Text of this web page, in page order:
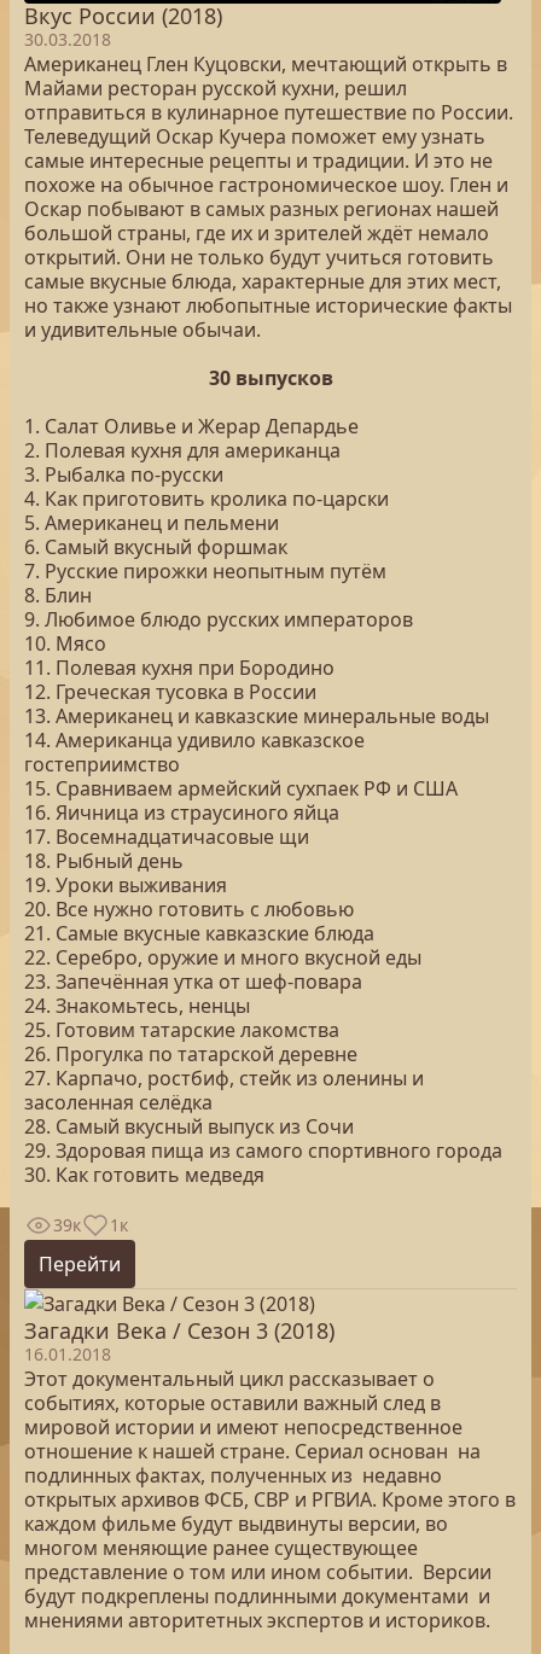
Вкус России (2018)
30.03.2018
Американец Глен Куцовски, мечтающий открыть в
Майами ресторан русской кухни, решил
отправиться в кулинарное путешествие по России.
Телеведущий Оскар Кучера поможет ему узнать
самые интересные рецепты и традиции. И это не
похоже на обычное гастрономическое шоу. Глен и
Оскар побывают в самых разных регионах нашей
большой страны, где их и зрителей ждёт немало
открытий. Они не только будут учиться готовить
самые вкусные блюда, характерные для этих мест,
но также узнают любопытные исторические факты
и удивительные обычаи.
30 выпусков
1. Салат Оливье и Жерар Депардье
2. Полевая кухня для американца
3. Рыбалка по-русски
4. Как приготовить кролика по-царски
5. Американец и пельмени
6. Самый вкусный форшмак
7. Русские пирожки неопытным путём
8. Блин
9. Любимое блюдо русских императоров
10. Мясо
11. Полевая кухня при Бородино
12. Греческая тусовка в России
13. Американец и кавказские минеральные воды
14. Американца удивило кавказское
гостеприимство
15. Сравниваем армейский сухпаек РФ и США
16. Яичница из страусиного яйца
17. Восемнадцатичасовые щи
18. Рыбный день
19. Уроки выживания
20. Все нужно готовить с любовью
21. Самые вкусные кавказские блюда
22. Серебро, оружие и много вкусной еды
23. Запечённая утка от шеф-повара
24. Знакомьтесь, ненцы
25. Готовим татарские лакомства
26. Прогулка по татарской деревне
27. Карпачо, ростбиф, стейк из оленины и
засоленная селёдка
28. Самый вкусный выпуск из Сочи
29. Здоровая пища из самого спортивного города
30. Как готовить медведя
39к 1к
Перейти
Загадки Века / Сезон 3 (2018)
16.01.2018
Этот документальный цикл рассказывает о
событиях, которые оставили важный след в
мировой истории и имеют непосредственное
отношение к нашей стране. Сериал основан на
подлинных фактах, полученных из недавно
открытых архивов ФСБ, СВР и РГВИА. Кроме этого в
каждом фильме будут выдвинуты версии, во
многом меняющие ранее существующее
представление о том или ином событии. Версии
будут подкреплены подлинными документами и
мнениями авторитетных экспертов и историков.